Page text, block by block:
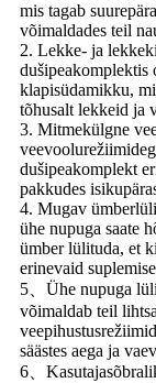
mis tagab
võimaldades teil
2. Lekke- ja
dušipeakomplektis
klapisüdamikku,
tõhusalt lekkeid ja
3. Mitmekülgne
dušipeakomplekt
pakkudes
4. Mugav
ühe nupuga saate
ümber lülituda, et
erinevaid
5、Ühe nupuga
võimaldab teil
säästes aega ja
6、